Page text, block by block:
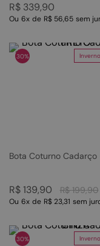
R$ 339,90
Ou 6x de R$ 56,65 sem
Inverno
30%
Bota Coturno Cadarço
R$ 199,90
R$139,90
Ou 6x de R$ 23,31 sem
Inverno
30%